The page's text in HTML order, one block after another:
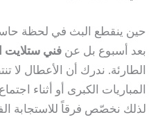
حين ينقطع البث في لحظة
بعد أسبوع بل عن فني ستلايت
الطارئة. ندرك أن الأعطال لا
المباريات الكبرى أو أثناء
لذلك نخصّص فرقاً للاستجابة